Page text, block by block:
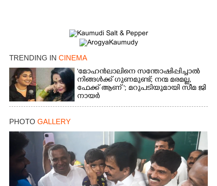
TRENDING IN CINEMA
'മോഹൻലാലിനെ സന്തോഷിപ്പിച്ചാൽ
നിങ്ങൾക്ക് ഗുണമുണ്ട്; നന്മ മരമല്ല,
ഫേക്ക് ആണ് '; മറുപടിയുമായി സീമ ജി
നായർ
PHOTO GALLERY